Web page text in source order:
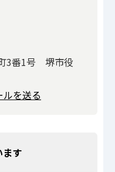
3番1号 堺市役
を送る
ます